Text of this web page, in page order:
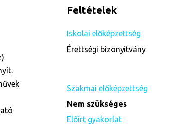
Feltételek
Iskolai előképzettség
Érettségi bizonyítvány
Szakmai előképzettség
Nem szükséges
Előírt gyakorlat